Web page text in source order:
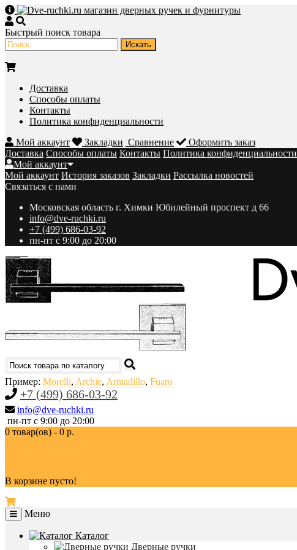
Быстрый поиск товара
Доставка
Способы оплаты
Контакты
Политика конфиденциальности
Мой аккаунт
Закладки Сравнение
Оформить заказ
Доставка Способы оплаты Контакты Политика конфиденциальности
Мой аккаунт
Мой аккаунт История заказов Закладки Рассылка новостей
Связаться с нами
Московская область г. Химки Юбилейный проспект д 66
info@dve-ruchki.ru
+7 (499) 686-03-92
пн-пт с 9:00 до 20:00
Пример: Morelli, Archie, Armadillo, Fuaro
+7 (499) 686-03-92
info@dve-ruchki.ru
пн-пт с 9:00 до 20:00
0 товар(ов) - 0 р.
В корзине пусто!
Меню
Каталог
Дверные ручки